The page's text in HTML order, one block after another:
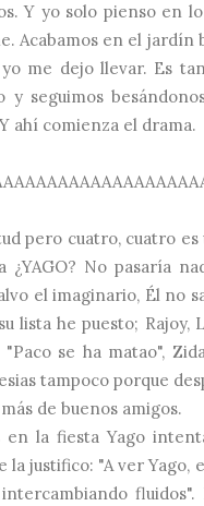
Y yo solo pienso en
Acabamos en el
me dejo llevar. Es
y seguimos
ahí comienza el drama.
pero cuatro, cuatro
¿YAGO? No pasaría
el imaginario, Él no
lista he puesto;
se ha matao",
tampoco porque
de buenos amigos.
en la fiesta Yago
la justifico: "A ver